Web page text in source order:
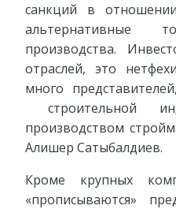
санкций в
альтернативные
производства.
отраслей, это
много
строительной
производством
Алишер Сатыбалдиев.
Кроме крупных
«прописываются»